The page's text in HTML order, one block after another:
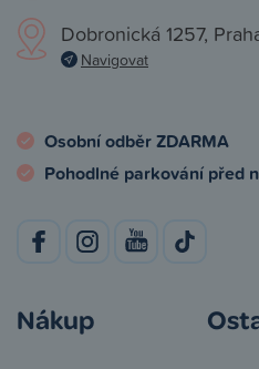
Dobronická 1257,
Navigovat
Osobní odběr ZDARMA
Pohodlné parkování před
Nákup